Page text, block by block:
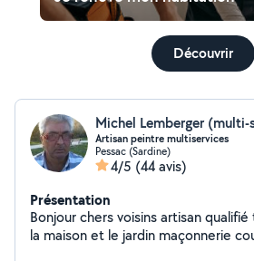
Découvrir
Michel Lemberger (multi-
Artisan peintre multiservices
Pessac (Sardine)
4/5 (44 avis)
Présentation
Bonjour chers voisins artisan
la maison et le jardin maçonnerie